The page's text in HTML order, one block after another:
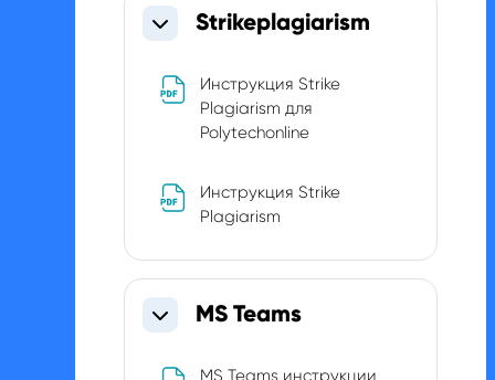
V
i
d
e
CollapseStrikeplagiarism
Инструкция Strike
Plagiarism для
Polytechonline
Инструкция Strike
Plagiarism
CollapseMS Teams
MS Teams инструкции